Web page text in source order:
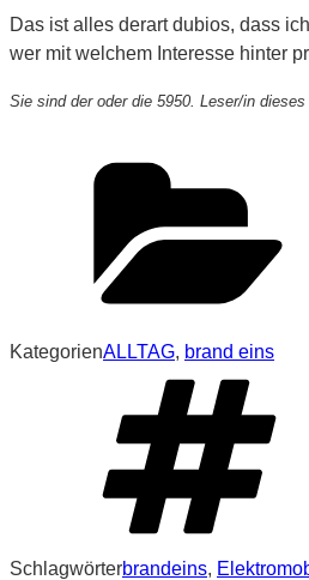
Das ist alles derart dubios, dass
wer mit welchem Interesse hinter
Sie sind der oder die 5950. Leser/in dieses
KategorienALLTAG, brand eins
Schlagwörterbrandeins,